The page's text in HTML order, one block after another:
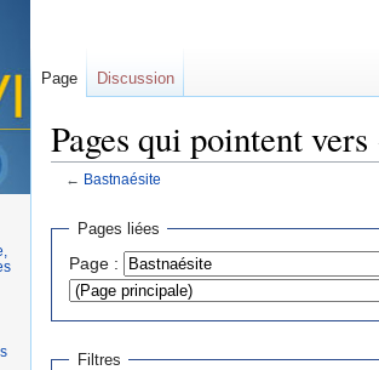
Pages qui pointent
← Bastnaésite
Pages liées
Page :
Filtres
Page Discussion